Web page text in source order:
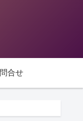
問合せ